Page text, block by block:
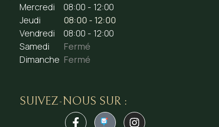
Mercredi
08:00 - 12:00
Jeudi
08:00 - 12:00
Vendredi
08:00 - 12:00
Samedi
Fermé
Dimanche Fermé
SUIVEZ-NOUS SUR :
1